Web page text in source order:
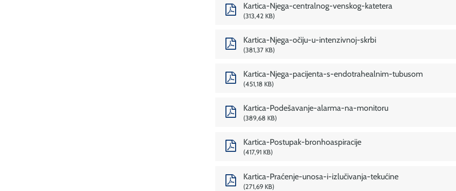
Kartica-Njega-centralnog-venskog-katetera
313,42 KB
Kartica-Njega-očiju-u-intenzivnoj-skrbi
381,37 KB
Kartica-Njega-pacijenta-s-endotrahealnim-tubusom
451,18 KB
Kartica-Podešavanje-alarma-na-monitoru
389,68 KB
Kartica-Postupak-bronhoaspiracije
417,91 KB
Kartica-Praćenje-unosa-i-izlučivanja-tekućine
271,69 KB